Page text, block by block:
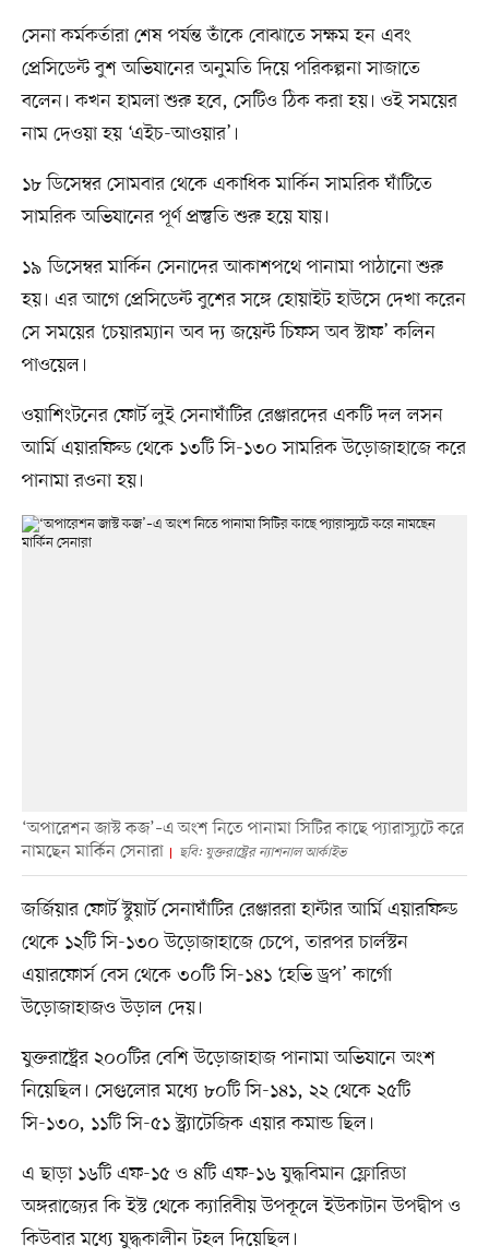
সেনা কর্মকর্তারা শেষ পর্যন্ত তাঁকে বোঝাতে সক্ষম হন এবং
প্রেসিডেন্ট বুশ অভিযানের অনুমতি দিয়ে পরিকল্পনা সাজাতে
বলেন। কখন হামলা শুরু হবে, সেটিও ঠিক করা হয়। ওই সময়ের
নাম দেওয়া হয় ‘এইচ-আওয়ার’।
১৮ ডিসেম্বর সোমবার থেকে একাধিক মার্কিন সামরিক ঘাঁটিতে
সামরিক অভিযানের পূর্ণ প্রস্তুতি শুরু হয়ে যায়।
১৯ ডিসেম্বর মার্কিন সেনাদের আকাশপথে পানামা পাঠানো শুরু
হয়। এর আগে প্রেসিডেন্ট বুশের সঙ্গে হোয়াইট হাউসে দেখা করেন
সে সময়ের ‘চেয়ারম্যান অব দ্য জয়েন্ট চিফস অব স্টাফ’ কলিন
পাওয়েল।
ওয়াশিংটনের ফোর্ট লুই সেনাঘাঁটির রেঞ্জারদের একটি দল লসন
আর্মি এয়ারফিল্ড থেকে ১৩টি সি-১৩০ সামরিক উড়োজাহাজে করে
পানামা রওনা হয়।
‘অপারেশন জাস্ট কজ’–এ অংশ নিতে পানামা সিটির কাছে প্যারাস্যুটে করে
নামছেন মার্কিন সেনারা
ছবি: যুক্তরাষ্ট্রের ন্যাশনাল আর্কাইভ
জর্জিয়ার ফোর্ট স্টুয়ার্ট সেনাঘাঁটির রেঞ্জাররা হান্টার আর্মি এয়ারফিল্ড
থেকে ১২টি সি-১৩০ উড়োজাহাজে চেপে, তারপর চার্লস্টন
এয়ারফোর্স বেস থেকে ৩০টি সি-১৪১ ‘হেভি ড্রপ’ কার্গো
উড়োজাহাজও উড়াল দেয়।
যুক্তরাষ্ট্রের ২০০টির বেশি উড়োজাহাজ পানামা অভিযানে অংশ
নিয়েছিল। সেগুলোর মধ্যে ৮০টি সি-১৪১, ২২ থেকে ২৫টি
সি-১৩০, ১১টি সি-৫১ স্ট্র্যাটেজিক এয়ার কমান্ড ছিল।
এ ছাড়া ১৬টি এফ-১৫ ও ৪টি এফ-১৬ যুদ্ধবিমান ফ্লোরিডা
অঙ্গরাজ্যের কি ইস্ট থেকে ক্যারিবীয় উপকূলে ইউকাটান উপদ্বীপ ও
কিউবার মধ্যে যুদ্ধকালীন টহল দিয়েছিল।